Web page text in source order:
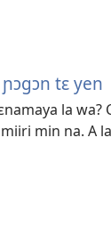
tɛ yen
la
min na. A